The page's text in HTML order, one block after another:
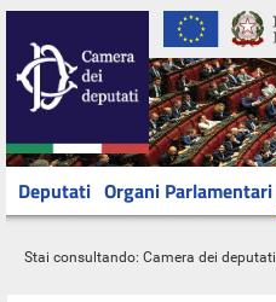
Deputati Organi Parlamentari
Stai consultando: Camera dei deputati